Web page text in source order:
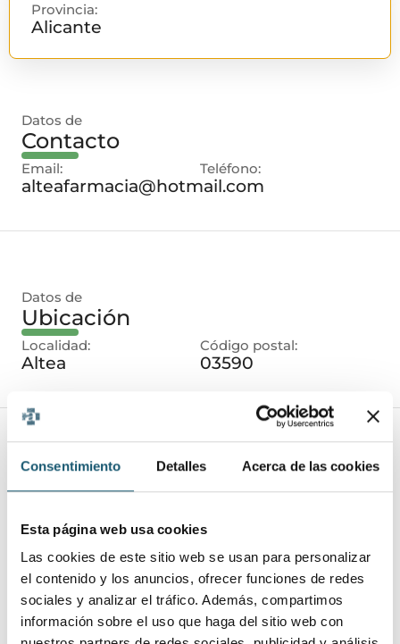
Consentimiento Detalles Acerca de las cookies
Esta página web usa cookies
Las cookies de este sitio web se usan para personalizar
el contenido y los anuncios, ofrecer funciones de redes
sociales y analizar el tráfico. Además, compartimos
información sobre el uso que haga del sitio web con
Provincia:
Alicante
Datos de
Contacto
Email:
alteafarmacia@hotmail.com
Teléfono:
Datos de
Ubicación
Localidad:
Altea
Código postal:
03590
La oferta
Varias vacantes para largo plazo, no se
buscan refuerzos temporales de verano
Funciones:
Las propias del puesto
Se valora:
Experiencia